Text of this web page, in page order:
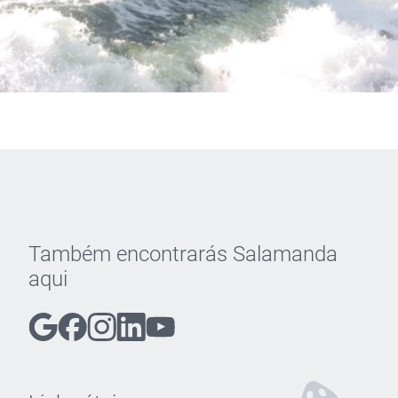
Também encontrarás Salamanda
aqui